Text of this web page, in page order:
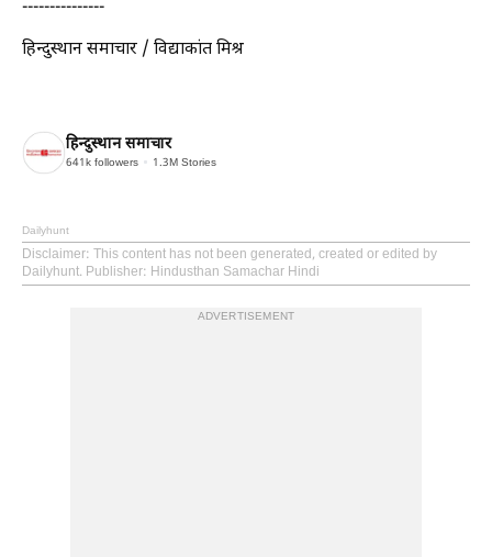
---------------
हिन्दुस्थान समाचार / विद्याकांत मिश्र
हिन्दुस्थान समाचार
641k followers 1.3M Stories
Dailyhunt
Disclaimer: This content has not been generated, created or edited by
Dailyhunt. Publisher: Hindusthan Samachar Hindi
ADVERTISEMENT